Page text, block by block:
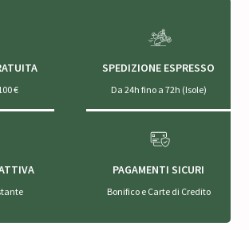
€
SPEDIZIONE ESPRESSO
Da 24h fino a 72h (Isole)
PAGAMENTI SICURI
Bonifico e Carte di Credito